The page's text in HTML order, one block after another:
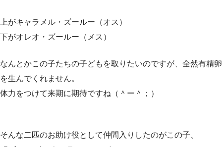
上がキャラメル・ズールー（オス）
下がオレオ・ズールー（メス）
なんとかこの子たちの子どもを取りたいのですが、全然有精卵
を生んでくれません。
体力をつけて来期に期待ですね（＾ー＾；）
そんな二匹のお助け役として仲間入りしたのがこの子、